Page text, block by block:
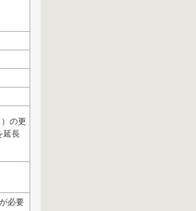
の更
延長
必要